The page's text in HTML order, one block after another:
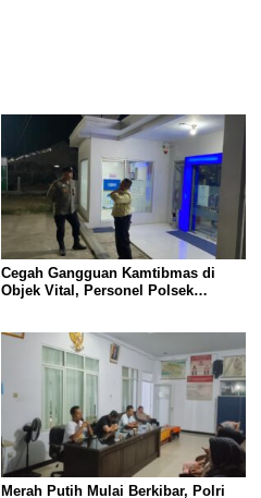
Cegah Gangguan Kamtibmas di
Objek Vital, Personel Polsek
Baturuyuk
Merah Putih Mulai Berkibar, Polri